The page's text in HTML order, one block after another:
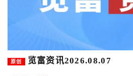
原创 览富资讯2026.08.07